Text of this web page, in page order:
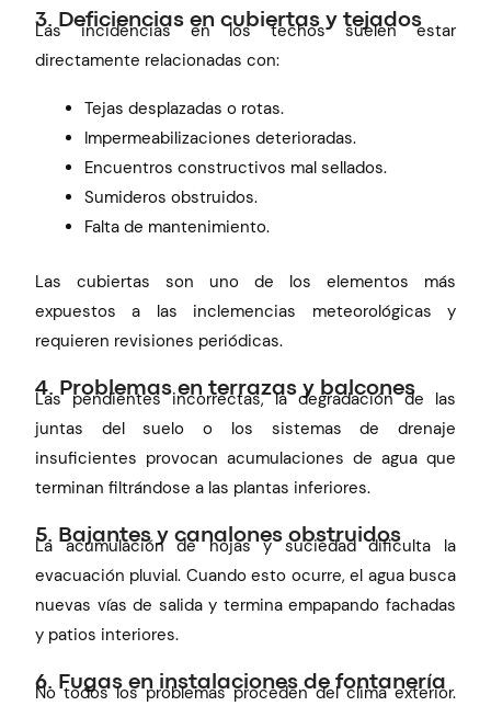
3. Deficiencias en cubiertas y tejados
Las incidencias en los techos suelen estar
directamente relacionadas con:
Tejas desplazadas o rotas.
Impermeabilizaciones deterioradas.
Encuentros constructivos mal sellados.
Sumideros obstruidos.
Falta de mantenimiento.
Las cubiertas son uno de los elementos más
expuestos a las inclemencias meteorológicas y
requieren revisiones periódicas.
4. Problemas en terrazas y balcones
Las pendientes incorrectas, la degradación de las
juntas del suelo o los sistemas de drenaje
insuficientes provocan acumulaciones de agua que
terminan filtrándose a las plantas inferiores.
5. Bajantes y canalones obstruidos
La acumulación de hojas y suciedad dificulta la
evacuación pluvial. Cuando esto ocurre, el agua busca
nuevas vías de salida y termina empapando fachadas
y patios interiores.
6. Fugas en instalaciones de fontanería
No todos los problemas proceden del clima exterior.